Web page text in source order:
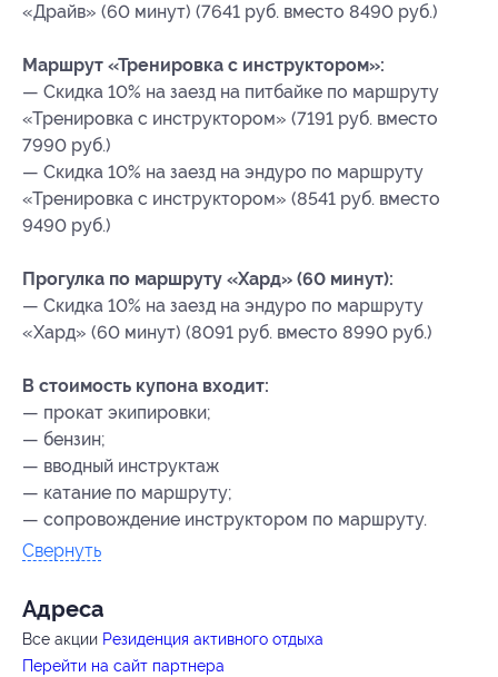
«Драйв» (60 минут) (7641 руб. вместо 8490 руб.)
Маршрут «Тренировка с инструктором»:
— Скидка 10% на заезд на питбайке по маршруту
«Тренировка с инструктором» (7191 руб. вместо
7990 руб.)
— Скидка 10% на заезд на эндуро по маршруту
«Тренировка с инструктором» (8541 руб. вместо
9490 руб.)
Прогулка по маршруту «Хард» (60 минут):
— Скидка 10% на заезд на эндуро по маршруту
«Хард» (60 минут) (8091 руб. вместо 8990 руб.)
В стоимость купона входит:
— прокат экипировки;
— бензин;
— вводный инструктаж
— катание по маршруту;
— сопровождение инструктором по маршруту.
Свернуть
Адресa
Все акции Резиденция активного отдыха
Перейти на сайт партнера